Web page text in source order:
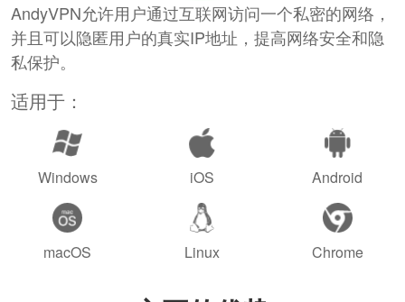
AndyVPN允许用户通过互联网访问一个私密的网络，
并且可以隐匿用户的真实IP地址，提高网络安全和隐
私保护。
适用于：
Windows iOS Android
macOS Linux Chrome